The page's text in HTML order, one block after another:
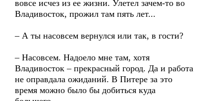
вовсе исчез из ее жизни. Улетел зачем-то во
Владивосток, прожил там пять лет...
– А ты насовсем вернулся или так, в гости?
– Насовсем. Надоело мне там, хотя
Владивосток – прекрасный город. Да и работа
не оправдала ожиданий. В Питере за это
время можно было бы добиться куда